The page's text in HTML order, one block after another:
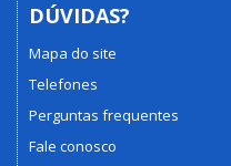
DÚVIDAS?
Mapa do site
Telefones
Perguntas frequentes
Fale conosco